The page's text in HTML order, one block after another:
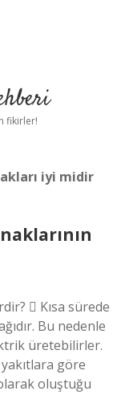
fikirler!
iyi midir
 Kısa sürede
Bu nedenle
üretebilirler.
göre
oluştuğu